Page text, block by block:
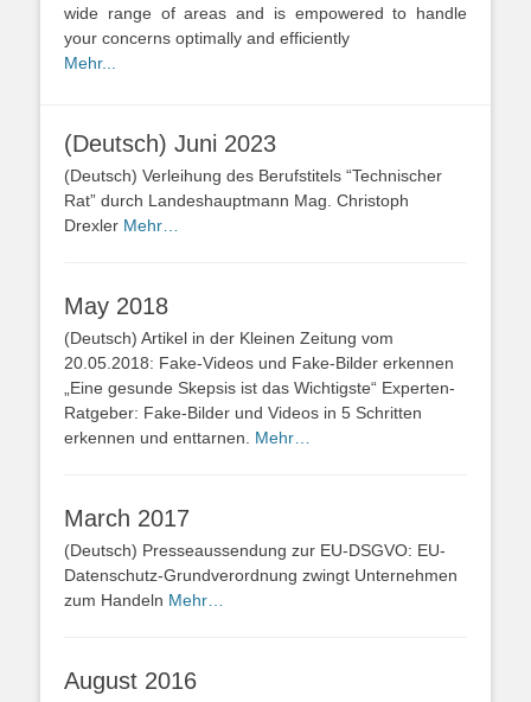
wide range of areas and is empowered to handle
your concerns optimally and efficiently
Mehr...
(Deutsch) Juni 2023
(Deutsch) Verleihung des Berufstitels “Technischer
Rat” durch Landeshauptmann Mag. Christoph
Drexler Mehr…
May 2018
(Deutsch) Artikel in der Kleinen Zeitung vom
20.05.2018: Fake-Videos und Fake-Bilder erkennen
„Eine gesunde Skepsis ist das Wichtigste“ Experten-
Ratgeber: Fake-Bilder und Videos in 5 Schritten
erkennen und enttarnen. Mehr…
March 2017
(Deutsch) Presseaussendung zur EU-DSGVO: EU-
Datenschutz-Grundverordnung zwingt Unternehmen
zum Handeln Mehr…
August 2016